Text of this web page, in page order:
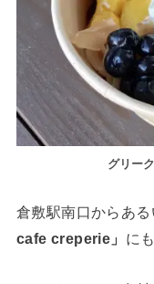
グリー
倉敷駅南口からあ
cafe creperie」 に